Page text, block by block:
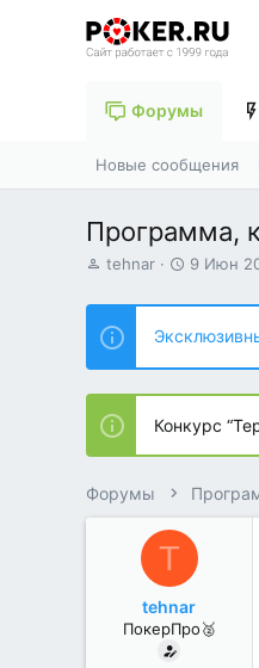
Форумы
Новые сообщения
Программа,
А
т
о
р
т
е
м
ы
tehnar
Д
т
н
а
ч
л
а
9 Июн
Конкурс
Форумы
T
tehnar
ПокерПро🥈